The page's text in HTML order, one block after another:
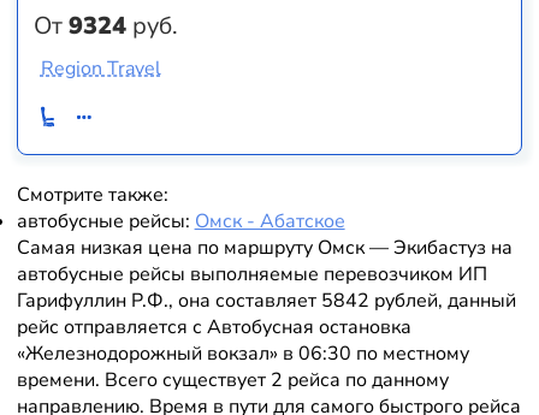
От9324 руб.
Region Travel
Смотрите также:
автобусные рейсы: Омск - Абатское
Самая низкая цена по маршруту Омск — Экибастуз на
автобусные рейсы выполняемые перевозчиком ИП
Гарифуллин Р.Ф., она составляет 5842 рублей, данный
рейс отправляется с Автобусная остановка
«Железнодорожный вокзал» в 06:30 по местному
времени. Всего существует 2 рейса по данному
направлению. Время в пути для самого быстрого рейса